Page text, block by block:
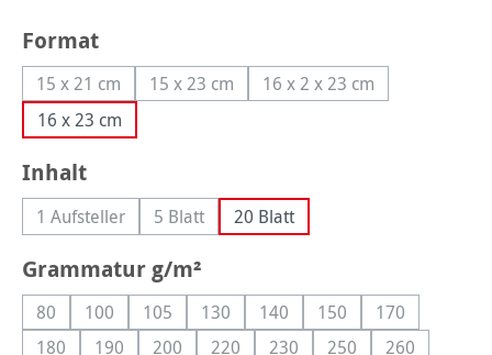
Formatauswählen
15 x 21 cm(Diese Option ist zurzeit nicht verfügbar.)
15 x 23 cm(Diese Option ist zurzeit nicht verfügbar.)
16 x 2 x 23 cm(Diese Option ist zurzeit
16 x 23 cm
Inhaltauswählen
1 Aufsteller(Diese Option ist zurzeit nicht verfügbar.)
5 Blatt(Diese Option ist zurzeit nicht verfügbar.)
20 Blatt
Grammatur g/m²
80(Diese Option ist zurzeit nicht verfügbar.)
100(Diese Option ist zurzeit nicht verfügbar.)
105(Diese Option ist zurzeit nicht verfügbar.)
130(Diese Option ist zurzeit nicht
140(Diese Option ist zurzeit nicht
150(Diese Option ist
170(Diese Option
180 190 200 220 230 250 260